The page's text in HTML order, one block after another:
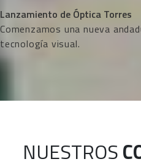
Lanzamiento de Óptica Torres
Comenzamos una nueva
tecnología visual.
NUESTROS